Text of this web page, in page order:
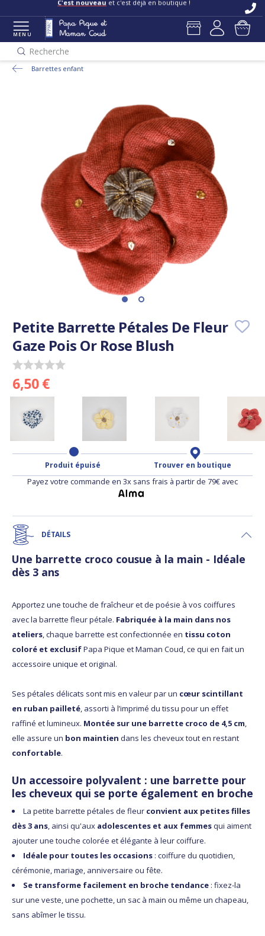
C'est nouveau et c'est déjà en boutique !
MENU
Recherche
Barrettes enfant
Petite Barrette Pétales De Fleur
Gaze Pois Or Rose Blush
6,50 €
Produit épuisé Trouver en boutique
Payez votre commande en 3x sans frais à partir de 79€ avec
DÉTAILS
Une barrette croco cousue à la main - Idéale
dès 3 ans
Apportez une touche de fraîcheur et de poésie à vos coiffures
avec la barrette fleur pétale. Fabriquée à la main dans nos
ateliers, chaque barrette est confectionnée en tissu coton
coloré et exclusifPapa Pique et Maman Coud, ce qui en fait un
accessoire unique et original.
Ses pétales délicats sont mis en valeur par un cœur scintillant
en ruban pailleté, assorti à l’imprimé du tissu pour un effet
raffiné et lumineux. Montée sur une barrette croco de 4,5 cm,
elle assure un bon maintien dans les cheveux tout en restant
confortable.
Un accessoire polyvalent : une barrette pour
les cheveux qui se porte également en broche
La petite barrette pétales de fleur convient aux petites filles
dès 3 ans, ainsi qu'aux adolescentes et aux femmesqui aiment
ajouter une touche colorée et élégante à leur coiffure.
Idéale pour toutes les occasions : coiffure du quotidien,
cérémonie, mariage, anniversaire ou fête.
Se transforme facilement en broche tendance : fixez-la
sur une veste, une pochette, un sac à main ou même un chapeau,
sans abîmer le tissu.